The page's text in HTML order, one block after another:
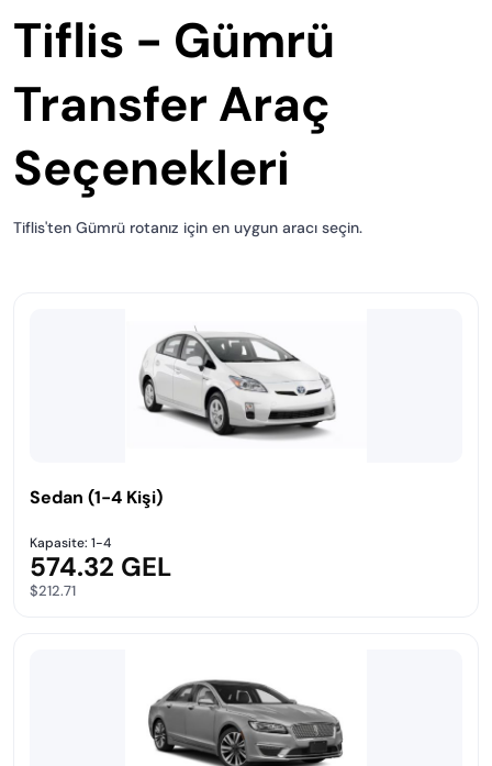
Tiflis - Gümrü
Transfer Araç
Seçenekleri
Tiflis'ten Gümrü rotanız için en uygun aracı seçin.
Sedan (1-4 Kişi)
Kapasite: 1-4
574.32 GEL
$212.71